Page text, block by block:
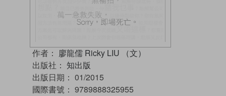
作者： 廖龍儒 Ricky LIU （文）
出版社： 知出版
出版日期： 01/2015
國際書號： 9789888325955